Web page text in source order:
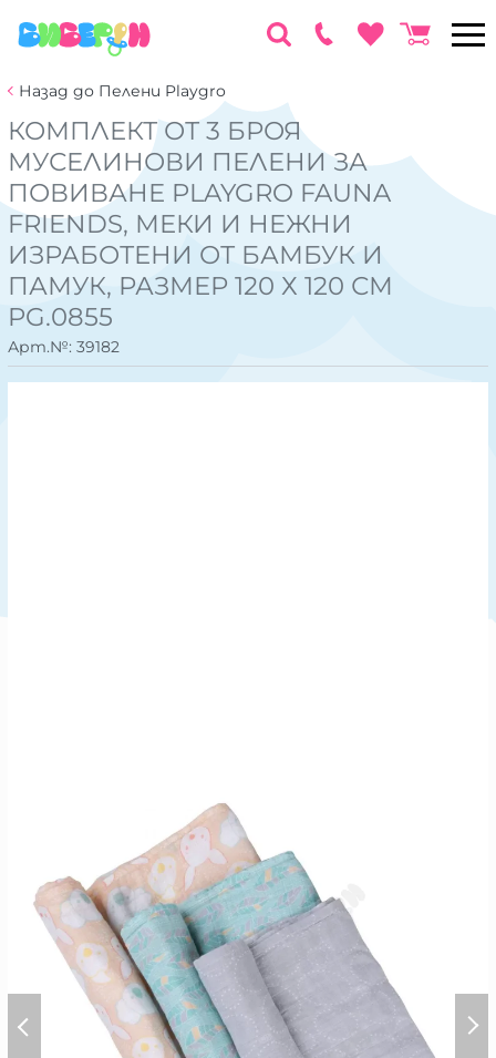
Назад до Пелени Playgro
КОМПЛЕКТ ОТ 3 БРОЯ
МУСЕЛИНОВИ ПЕЛЕНИ ЗА
ПОВИВАНЕ PLAYGRO FAUNA
FRIENDS, МЕКИ И НЕЖНИ
ИЗРАБОТЕНИ ОТ БАМБУК И
ПАМУК, РАЗМЕР 120 Х 120 СМ
PG.0855
Арт.№: 39182